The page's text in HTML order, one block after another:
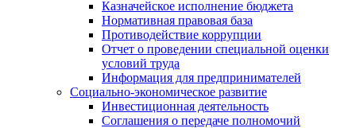
Казначейское исполнение бюджета
Нормативная правовая база
Противодействие коррупции
Отчет о проведении специальной оценки
условий труда
Информация для предпринимателей
Социально-экономическое развитие
Инвестиционная деятельность
Соглашения о передаче полномочий